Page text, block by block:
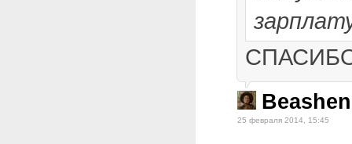
Beashen
25 февраля 2014, 15:45